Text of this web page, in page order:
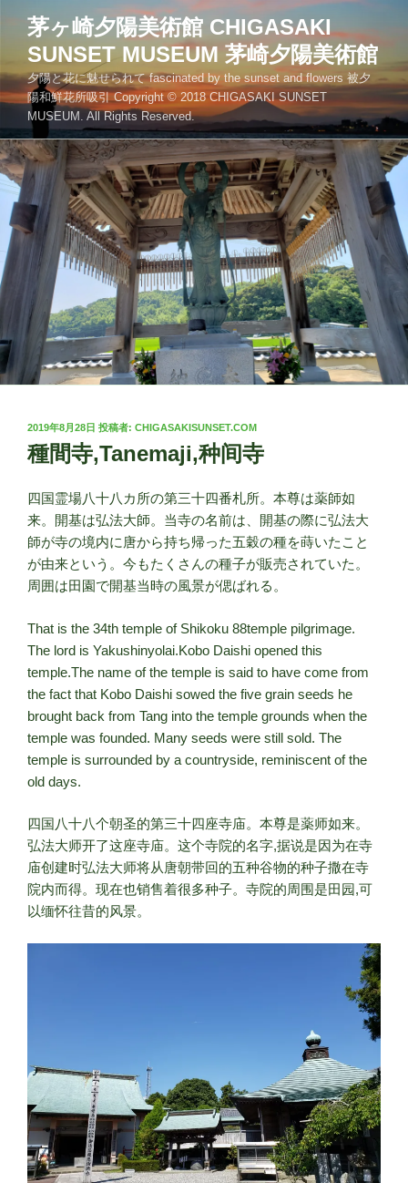
ン
ツ
ス
キ
ッ
プ
茅ヶ崎夕陽美術館 CHIGASAKI
SUNSET MUSEUM 茅崎夕陽美術館
夕陽と花に魅せられて fascinated by the sunset and flowers 被夕
陽和鮮花所吸引 Copyright © 2018 CHIGASAKI SUNSET
MUSEUM. All Rights Reserved.
投
稿
日:
2019年8月28日 投稿者: CHIGASAKISUNSET.COM
種間寺,Tanemaji,种间寺
四国霊場八十八カ所の第三十四番札所。本尊は薬師如
来。開基は弘法大師。当寺の名前は、開基の際に弘法大
師が寺の境内に唐から持ち帰った五穀の種を蒔いたこと
が由来という。今もたくさんの種子が販売されていた。
周囲は田園で開基当時の風景が偲ばれる。
That is the 34th temple of Shikoku 88temple pilgrimage.
The lord is Yakushinyolai.Kobo Daishi opened this
temple.The name of the temple is said to have come from
the fact that Kobo Daishi sowed the five grain seeds he
brought back from Tang into the temple grounds when the
temple was founded. Many seeds were still sold. The
temple is surrounded by a countryside, reminiscent of the
old days.
四国八十八个朝圣的第三十四座寺庙。本尊是薬师如来。
弘法大师开了这座寺庙。这个寺院的名字,据说是因为在寺
庙创建时弘法大师将从唐朝带回的五种谷物的种子撒在寺
院内而得。现在也销售着很多种子。寺院的周围是田园,可
以缅怀往昔的风景。